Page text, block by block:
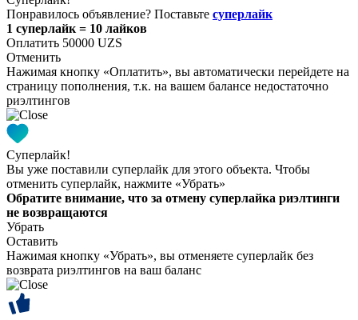
Понравилось объявление? Поставьте суперлайк
1 суперлайк = 10 лайков
Оплатить 50000 UZS
Отменить
Нажимая кнопку «Оплатить», вы автоматически перейдете на
страницу пополнения, т.к. на вашем балансе недостаточно
риэлтингов
Суперлайк!
Вы уже поставили суперлайк для этого объекта. Чтобы
отменить суперлайк, нажмите «Убрать»
Обратите внимание, что за отмену суперлайка риэлтинги
не возвращаются
Убрать
Оставить
Нажимая кнопку «Убрать», вы отменяете суперлайк без
возврата риэлтингов на ваш баланс